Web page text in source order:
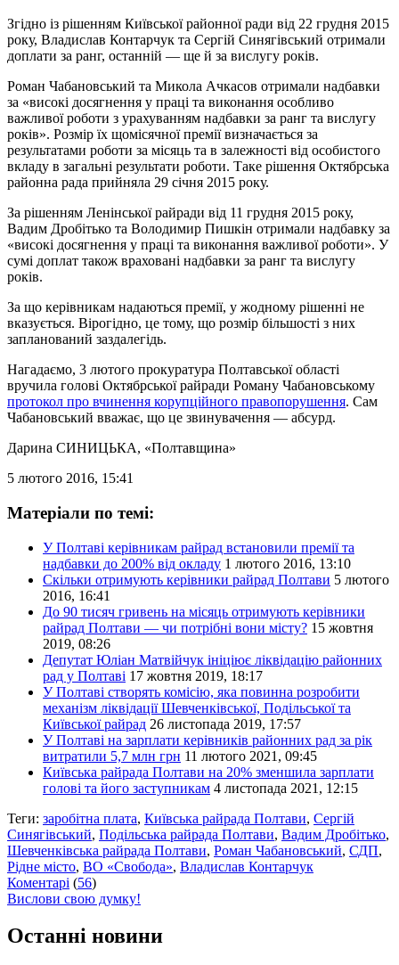
Згідно із рішенням Київської районної ради від 22 грудня 2015
року, Владислав Контарчук та Сергій Синягівський отримали
доплати за ранг, останній — ще й за вислугу років.
Роман Чабановський та Микола Ачкасов отримали надбавки
за «високі досягнення у праці та виконання особливо
важливої роботи з урахуванням надбавки за ранг та вислугу
років». Розмір їх щомісячної премії визначається за
результатами роботи за місяць та в залежності від особистого
вкладу в загальні результати роботи. Таке рішення Октябрська
районна рада прийняла 29 січня 2015 року.
За рішенням Ленінської райради від 11 грудня 2015 року,
Вадим Дробітько та Володимир Пишкін отримали надбавку за
«високі досягнення у праці та виконання важливої роботи». У
сумі доплат також враховані надбавки за ранг та вислугу
років.
За що керівникам надаються премії, у жодному рішенні не
вказується. Вірогідно, це тому, що розмір більшості з них
запланований заздалегідь.
Нагадаємо, 3 лютого прокуратура Полтавської області
вручила голові Октябрської райради Роману Чабановському
протокол про вчинення корупційного правопорушення. Сам
Чабановський вважає, що це звинувачення — абсурд.
Дарина СИНИЦЬКА, «Полтавщина»
5 лютого 2016, 15:41
Матеріали по темі:
У Полтаві керівникам райрад встановили премії та
надбавки до 200% від окладу 1 лютого 2016, 13:10
Скільки отримують керівники райрад Полтави 5 лютого
2016, 16:41
До 90 тисяч гривень на місяць отримують керівники
райрад Полтави — чи потрібні вони місту? 15 жовтня
2019, 08:26
Депутат Юліан Матвійчук ініціює ліквідацію районних
рад у Полтаві 17 жовтня 2019, 18:17
У Полтаві створять комісію, яка повинна розробити
механізм ліквідації Шевченківської, Подільської та
Київської райрад 26 листопада 2019, 17:57
У Полтаві на зарплати керівників районних рад за рік
витратили 5,7 млн грн 11 лютого 2021, 09:45
Київська райрада Полтави на 20% зменшила зарплати
голові та його заступникам 4 листопада 2021, 12:15
Теги: заробітна плата, Київська райрада Полтави, Сергій
Синягівський, Подільська райрада Полтави, Вадим Дробітько,
Шевченківська райрада Полтави, Роман Чабановський, СДП,
Рідне місто, ВО «Свобода», Владислав Контарчук
Коментарі (56)
Вислови свою думку!
Останні новини